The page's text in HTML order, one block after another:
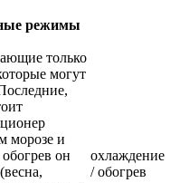
режимы
только
могут
морозе и
он
охлаждение
/ обогрев